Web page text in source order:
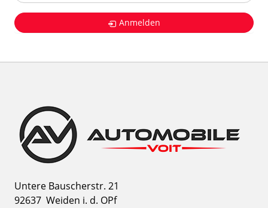
Anmelden
Untere Bauscherstr. 21
92637 Weiden i. d. OPf